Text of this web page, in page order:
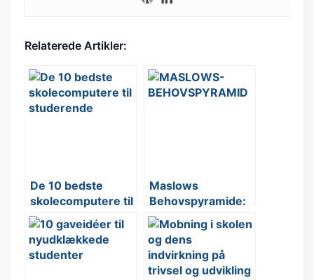
Relaterede Artikler:
De 10 bedste
skolecomputere til
studerende
Maslows
Behovspyramide:
En simpel og enkel
forklaring